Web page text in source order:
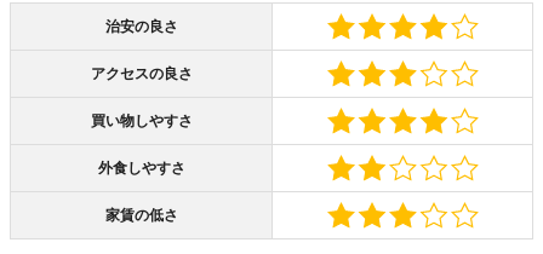
治安の良さ
アクセスの良さ
買い物しやすさ
外食しやすさ
家賃の低さ